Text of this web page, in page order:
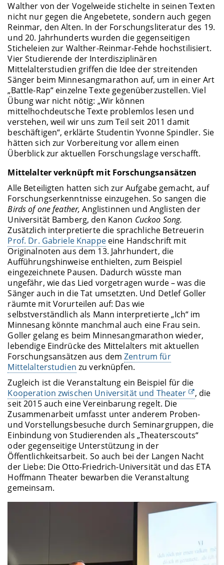
Walther von der Vogelweide stichelte in seinen Texten
nicht nur gegen die Angebetete, sondern auch gegen
Reinmar, den Alten. In der Forschungsliteratur des 19.
und 20. Jahrhunderts wurden die gegenseitigen
Sticheleien zur Walther-Reinmar-Fehde hochstilisiert.
Vier Studierende der Interdisziplinären
Mittelalterstudien griffen die Idee der streitenden
Sänger beim Minnesangmarathon auf, um in einer Art
„Battle-Rap“ einzelne Texte gegenüberzustellen. Viel
Übung war nicht nötig: „Wir können
mittelhochdeutsche Texte problemlos lesen und
verstehen, weil wir uns zum Teil seit 2011 damit
beschäftigen“, erklärte Studentin Yvonne Spindler. Sie
hätten sich zur Vorbereitung vor allem einen
Überblick zur aktuellen Forschungslage verschafft.
Mittelalter verknüpft mit Forschungsansätzen
Alle Beteiligten hatten sich zur Aufgabe gemacht, auf
Forschungserkenntnisse einzugehen. So sangen die
Birds of one feather, Anglistinnen und Anglisten der
Universität Bamberg, den Kanon Cuckoo Song.
Zusätzlich interpretierte die sprachliche Betreuerin
Prof. Dr. Gabriele Knappeeine Handschrift mit
Originalnoten aus dem 13. Jahrhundert, die
Aufführungshinweise enthielten, zum Beispiel
eingezeichnete Pausen. Dadurch wüsste man
ungefähr, wie das Lied vorgetragen wurde – was die
Sänger auch in die Tat umsetzten. Und Detlef Goller
räumte mit Vorurteilen auf: Das wie
selbstverständlich als Mann interpretierte „Ich“ im
Minnesang könnte manchmal auch eine Frau sein.
Goller gelang es beim Minnesangmarathon wieder,
lebendige Eindrücke des Mittelalters mit aktuellen
Forschungsansätzen aus demZentrum für
Mittelalterstudien zu verknüpfen.
Zugleich ist die Veranstaltung ein Beispiel für die
Kooperation zwischen Universität und Theater
, die
seit 2015 auch eine Vereinbarung regelt. Die
Zusammenarbeit umfasst unter anderem Proben-
und Vorstellungsbesuche durch Seminargruppen, die
Einbindung von Studierenden als „Theaterscouts“
oder gegenseitige Unterstützung in der
Öffentlichkeitsarbeit. So auch bei der Langen Nacht
der Liebe: Die Otto-Friedrich-Universität und das ETA
Hoffmann Theater bewarben die Veranstaltung
gemeinsam.